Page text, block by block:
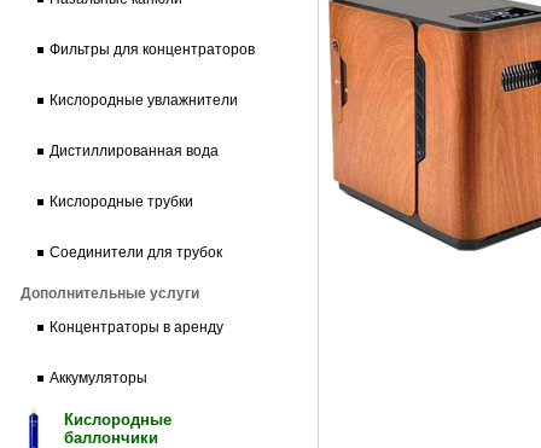
Фильтры для концентраторов
Кислородные увлажнители
Дистиллированная вода
Кислородные трубки
Соединители для трубок
Дополнительные услуги
Концентраторы в аренду
Аккумуляторы
Кислородные
баллончики